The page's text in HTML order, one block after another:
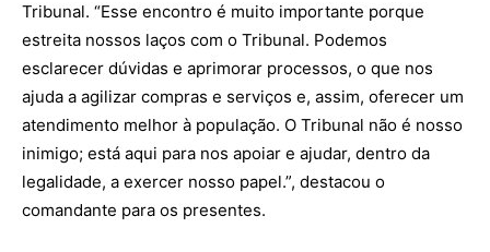
Tribunal. “Esse encontro é muito importante porque
estreita nossos laços com o Tribunal. Podemos
esclarecer dúvidas e aprimorar processos, o que nos
ajuda a agilizar compras e serviços e, assim, oferecer um
atendimento melhor à população. O Tribunal não é nosso
inimigo; está aqui para nos apoiar e ajudar, dentro da
legalidade, a exercer nosso papel.”, destacou o
comandante para os presentes.